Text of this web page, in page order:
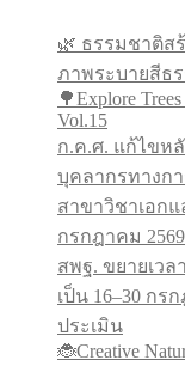
🌿 ธรรมชาติส
ภาพระบายสีธร
🌳Explore
Vol.15
ก.ค.ศ. แก้ไขห
บุคลากรทางก
สาขาวิชาเอก
กรกฎาคม
สพฐ. ขยายเว
เป็น 16–30 ก
ประเมิน
🐞Creative